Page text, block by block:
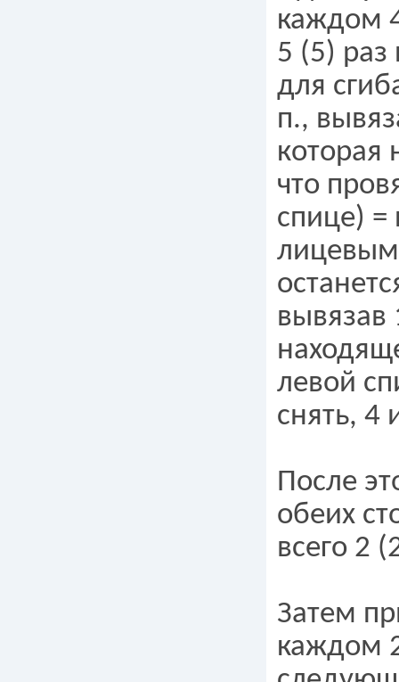
каждом
5 (5) раз
для
п.,
которая
что
спице) =
вывязав
левой
снять, 4
После
обеих
всего 2
Затем
каждом